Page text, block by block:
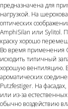
предназначена для
нагрузкой. На
оптических
AmphiSilan или Sylitol.
краску хорошо
Во время применения
исходить типичный
хорошую вентиляцию.
ароматических
Putzfestiger. На
или из-за
обычно воздействию